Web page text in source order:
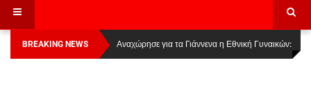
BREAKING NEWS
Οι Πάνθηρες Καβάλας στην Women Basketball
League 1
Αναχώρησε για τα Γιάννενα η Εθνική Γυναικών: